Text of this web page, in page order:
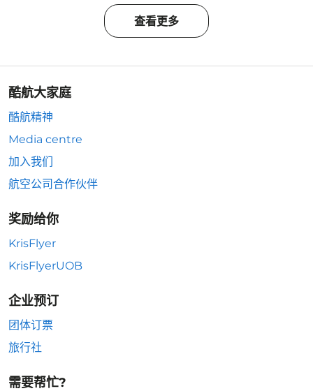
查看更多
酷航大家庭
酷航精神
Media centre
加入我们
航空公司合作伙伴
奖励给你
KrisFlyer
KrisFlyerUOB
企业预订
团体订票
旅行社
需要帮忙?